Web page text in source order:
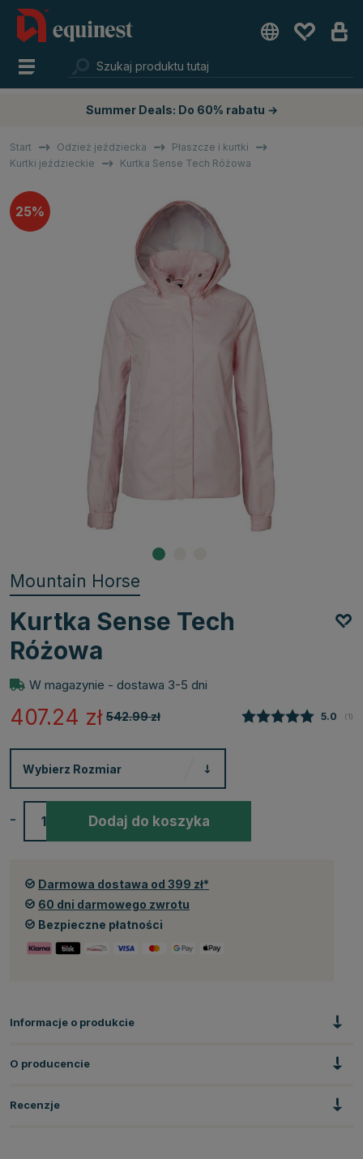
Summer Deals: Do 60% rabatu →
Start Odzież jeździecka
Płaszcze i kurtki
Kurtki jeździeckie
Kurtka Sense Tech Różowa
25%
Mountain Horse
Kurtka Sense Tech
Różowa
W magazynie - dostawa 3-5 dni
542.99zł
407.24 zł 5.0 (1)
Wybierz Rozmiar
- Dodaj do koszyka
Darmowa dostawa od 399 zł*
60 dni darmowego zwrotu
Bezpieczne płatności
Informacje o produkcie
O producencie
Recenzje